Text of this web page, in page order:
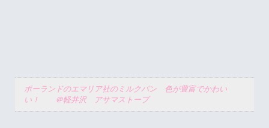
ポーランドのエマリア社のミルクパン 色が豊富でかわい
い！ ＠軽井沢 アサマストーブ